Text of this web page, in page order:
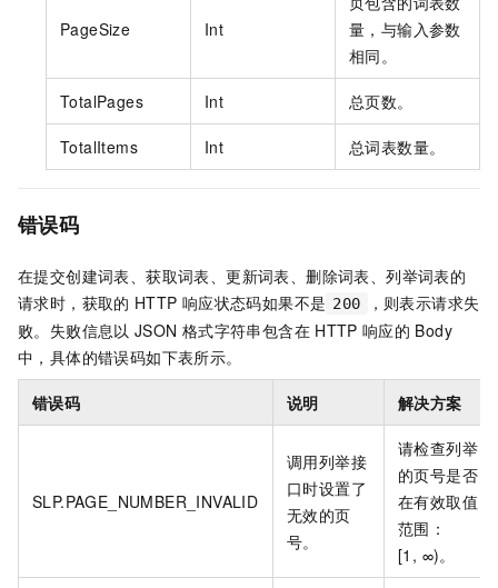
PageSize Int
量，与输入参数
相同。
TotalPages Int 总页数。
TotalItems Int 总词表数量。
错误码
在提交创建词表、获取词表、更新词表、删除词表、列举词表的
请求时，获取的 HTTP 响应状态码如果不是 200
，则表示请求失
败。失败信息以 JSON 格式字符串包含在 HTTP 响应的 Body
中，具体的错误码如下表所示。
错误码 说明 解决方案
SLP.PAGE_NUMBER_INVALID
调用列举接
口时设置了
无效的页
号。
请检查列举
的页号是否
在有效取值
范围：
[1, ∞)。